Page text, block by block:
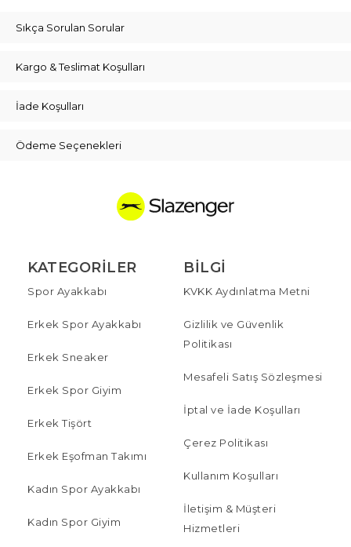
Sıkça Sorulan Sorular
Kargo & Teslimat Koşulları
İade Koşulları
Ödeme Seçenekleri
KATEGORILER
Spor Ayakkabı
Erkek Spor Ayakkabı
Erkek Sneaker
Erkek Spor Giyim
Erkek Tişört
Erkek Eşofman Takımı
Kadın Spor Ayakkabı
Kadın Spor Giyim
BILGI
KVKK Aydınlatma Metni
Gizlilik ve Güvenlik
Politikası
Mesafeli Satış Sözleşmesi
İptal ve İade Koşulları
Çerez Politikası
Kullanım Koşulları
İletişim & Müşteri
Hizmetleri